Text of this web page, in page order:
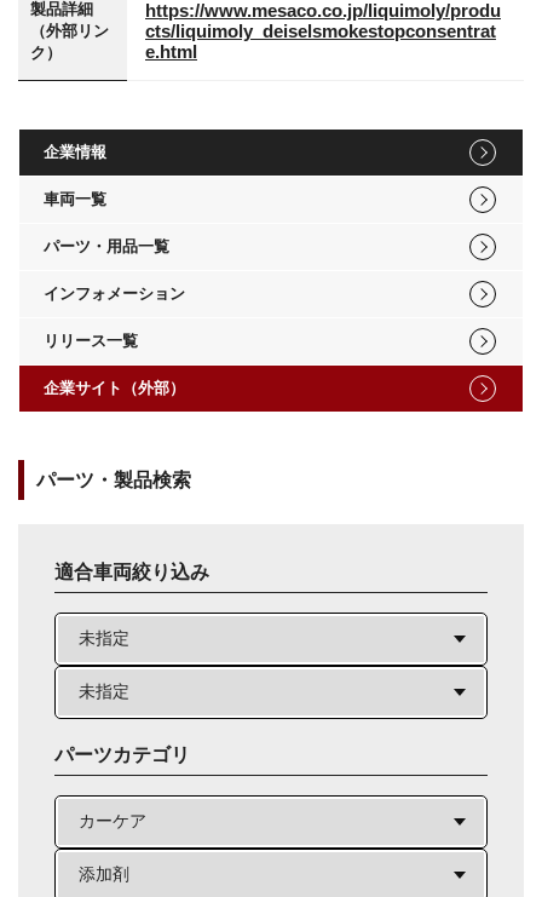
製品詳細
（外部リン
ク）
https://www.mesaco.co.jp/liquimoly/produ
cts/liquimoly_deiselsmokestopconsentrat
e.html
企業情報
車両一覧
パーツ・用品一覧
インフォメーション
リリース一覧
企業サイト（外部）
パーツ・製品検索
適合車両絞り込み
パーツカテゴリ